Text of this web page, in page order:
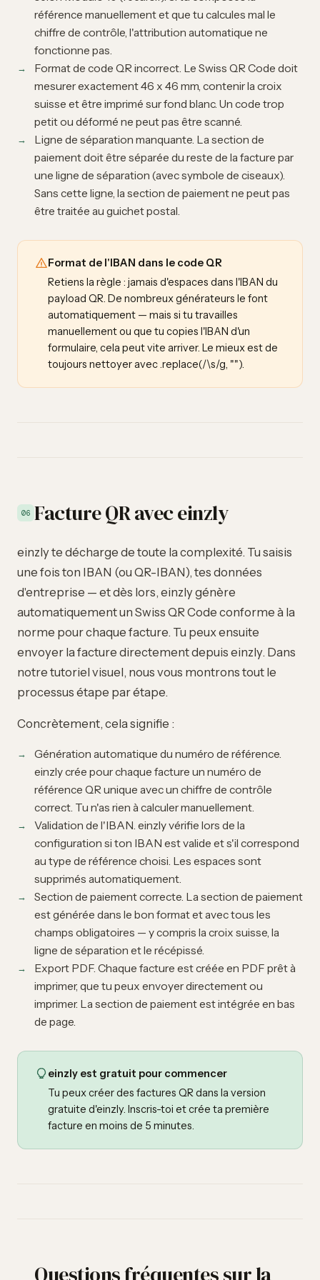
référence manuellement et que tu calcules mal le
chiffre de contrôle, l'attribution automatique ne
fonctionne pas.
Format de code QR incorrect. Le Swiss QR Code doit
mesurer exactement 46 x 46 mm, contenir la croix
suisse et être imprimé sur fond blanc. Un code trop
petit ou déformé ne peut pas être scanné.
Ligne de séparation manquante. La section de
paiement doit être séparée du reste de la facture par
une ligne de séparation (avec symbole de ciseaux).
Sans cette ligne, la section de paiement ne peut pas
être traitée au guichet postal.
Format de l'IBAN dans le code QR
Retiens la règle : jamais d'espaces dans l'IBAN du
payload QR. De nombreux générateurs le font
automatiquement — mais si tu travailles
manuellement ou que tu copies l'IBAN d'un
formulaire, cela peut vite arriver. Le mieux est de
toujours nettoyer avec .replace(/\s/g, "").
06 Facture QR avec einzly
einzly te décharge de toute la complexité. Tu saisis
une fois ton IBAN (ou QR-IBAN), tes données
d'entreprise — et dès lors, einzly génère
automatiquement un Swiss QR Code conforme à la
norme pour chaque facture. Tu peux ensuite
envoyer la facture directement depuis einzly. Dans
notre tutoriel visuel, nous vous montrons tout le
processus étape par étape.
Concrètement, cela signifie :
Génération automatique du numéro de référence.
einzly crée pour chaque facture un numéro de
référence QR unique avec un chiffre de contrôle
correct. Tu n'as rien à calculer manuellement.
Validation de l'IBAN. einzly vérifie lors de la
configuration si ton IBAN est valide et s'il correspond
au type de référence choisi. Les espaces sont
supprimés automatiquement.
Section de paiement correcte. La section de paiement
est générée dans le bon format et avec tous les
champs obligatoires — y compris la croix suisse, la
ligne de séparation et le récépissé.
Export PDF. Chaque facture est créée en PDF prêt à
imprimer, que tu peux envoyer directement ou
imprimer. La section de paiement est intégrée en bas
de page.
einzly est gratuit pour commencer
Tu peux créer des factures QR dans la version
gratuite d'einzly. Inscris-toi et crée ta première
facture en moins de 5 minutes.
Questions fréquentes sur la